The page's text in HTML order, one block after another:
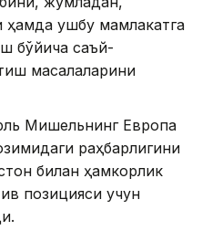
ҳамда ушбу мамлакатга
бўйича саъй-
масалаларини
Мишельнинг Европа
раҳбарлигини
билан ҳамкорлик
позицияси учун